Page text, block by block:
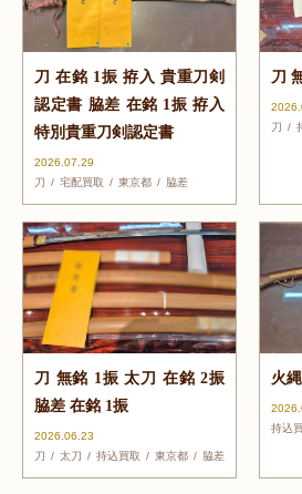
刀 在銘 1振 拵入 貴重刀剣
認定書 脇差 在銘 1振 拵入
特別貴重刀剣認定書
2026.07.29
刀
宅配買取 東京都 脇差
刀
刀
刀 無銘 1振 太刀 在銘 2振
脇差 在銘 1振
2026.06.23
刀
太刀 持込買取 東京都 脇差
火
持込